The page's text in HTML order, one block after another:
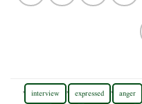
anger
,
expressed
,
interview
,